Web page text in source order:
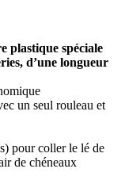
plastique spéciale
d’une longueur
un seul rouleau et
pour coller le lé de
de chéneaux